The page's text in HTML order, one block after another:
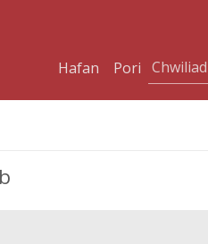
Hafan
Pori